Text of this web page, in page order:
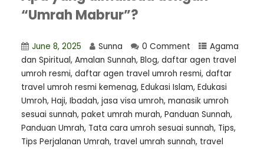
“Umrah Mabrur”?
June 8, 2025 Sunna 0 Comment
Agama
dan Spiritual, Amalan Sunnah, Blog, daftar agen travel
umroh resmi, ⁠daftar agen travel umroh resmi, daftar
travel umroh resmi kemenag, Edukasi Islam, Edukasi
Umroh, Haji, Ibadah, jasa visa umroh, manasik umroh
sesuai sunnah, paket umrah murah, Panduan Sunnah,
Panduan Umrah, Tata cara umroh sesuai sunnah, Tips,
Tips Perjalanan Umrah, travel umrah sunnah, travel